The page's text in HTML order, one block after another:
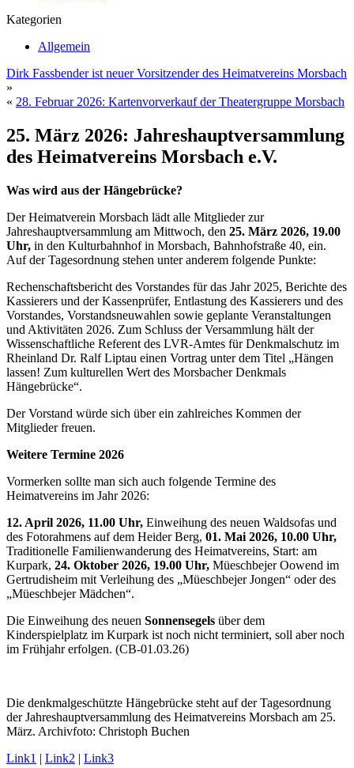
Kategorien
Allgemein
Dirk Fassbender ist neuer Vorsitzender des Heimatvereins Morsbach
»
« 28. Februar 2026: Kartenvorverkauf der Theatergruppe Morsbach
25. März 2026: Jahreshauptversammlung
des Heimatvereins Morsbach e.V.
Was wird aus der Hängebrücke?
Der Heimatverein Morsbach lädt alle Mitglieder zur
Jahreshauptversammlung am Mittwoch, den 25. März 2026, 19.00
Uhr, in den Kulturbahnhof in Morsbach, Bahnhofstraße 40, ein.
Auf der Tagesordnung stehen unter anderem folgende Punkte:
Rechenschaftsbericht des Vorstandes für das Jahr 2025, Berichte des
Kassierers und der Kassenprüfer, Entlastung des Kassierers und des
Vorstandes, Vorstandsneuwahlen sowie geplante Veranstaltungen
und Aktivitäten 2026. Zum Schluss der Versammlung hält der
Wissenschaftliche Referent des LVR-Amtes für Denkmalschutz im
Rheinland Dr. Ralf Liptau einen Vortrag unter dem Titel „Hängen
lassen! Zum kulturellen Wert des Morsbacher Denkmals
Hängebrücke“.
Der Vorstand würde sich über ein zahlreiches Kommen der
Mitglieder freuen.
Weitere Termine 2026
Vormerken sollte man sich auch folgende Termine des
Heimatvereins im Jahr 2026:
12. April 2026, 11.00 Uhr, Einweihung des neuen Waldsofas und
des Fotorahmens auf dem Heider Berg, 01. Mai 2026, 10.00 Uhr,
Traditionelle Familienwanderung des Heimatvereins, Start: am
Kurpark, 24. Oktober 2026, 19.00 Uhr, Müeschbejer Oowend im
Gertrudisheim mit Verleihung des „Müeschbejer Jongen“ oder des
„Müeschbejer Mädchen“.
Die Einweihung des neuen Sonnensegels über dem
Kinderspielplatz im Kurpark ist noch nicht terminiert, soll aber noch
im Frühjahr erfolgen. (CB-01.03.26)
Die denkmalgeschützte Hängebrücke steht auf der Tagesordnung
der Jahreshauptversammlung des Heimatvereins Morsbach am 25.
März. Archivfoto: Christoph Buchen
Link1 | Link2 | Link3